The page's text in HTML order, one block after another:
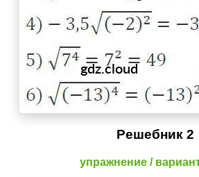
Решебник 2
упражнение /